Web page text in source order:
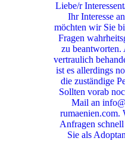
Liebe/r
Ihr Interesse
möchten wir Sie
Fragen
zu beantworten.
vertraulich
ist es allerdings
die zuständige
Sollten vorab
Mail an
rumaenien.com.
Anfragen
Sie als